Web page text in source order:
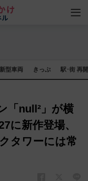
新型車両 きっぷ 駅･街 再
「null²」が横
に新作登場、
タワーには常